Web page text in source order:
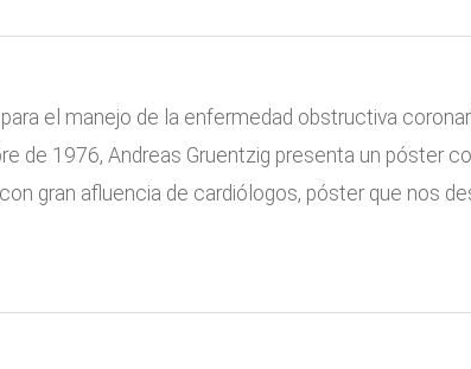
el manejo de la enfermedad obstructiva
de 1976, Andreas Gruentzig presenta un póster
gran afluencia de cardiólogos, póster que nos